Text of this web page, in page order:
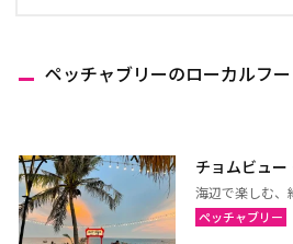
ペッチャブリーのローカルフ
チョムビュー
海辺で楽しむ、
ペッチャブリー